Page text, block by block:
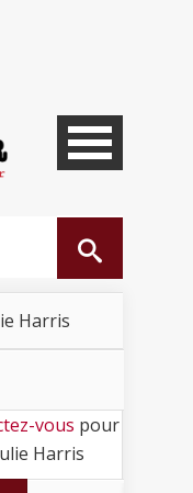
Harris
vous pour
Harris